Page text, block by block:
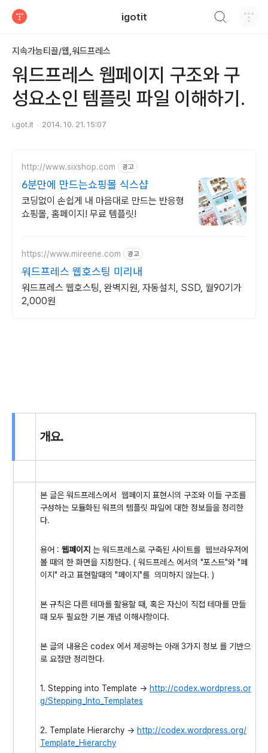
igotit
지속가능티끌/웹,워드프레스
워드프레스 웹페이지 구조와 구
성요소인 템플릿 파일 이해하기.
i.got.it 2014. 10. 21. 15:07
http://www.sixshop.com 광고
6분만에 만드는쇼핑몰 식스샵
코딩없이 손쉽게 내 마음대로 만드는 반응형
쇼핑몰, 홈페이지! 무료 템플릿!
https://www.mireene.com 광고
워드프레스 웹호스팅 미리내
워드프레스 웹호스팅, 완벽지원, 자동설치, SSD, 월90기가
2,000원
개요.
본 글은 워드프레스에서 웹페이지 표현시의 구조와 이들 구조를
구성하는 모듈화된 워프의 템플릿 파일에 대한 정보들을 정리한
다.
용어 : 웹페이지 는 워드프레스로 구축된 사이트를 웹브라우저에
볼 때의 한 화면을 지칭한다. ( 워드프레스 에서의 "포스트"와 "페
이지" 라고 표현할때의 "페이지"를 의미하지 않는다. )
본 규칙은 다른 테마를 활용할 때, 혹은 자신이 직접 테마를 만들
때 모두 필요한 기본 개념 이해사항이다.
본 글의 내용은 codex 에서 제공하는 아래 3가지 정보 를 기반으
로 요점만 정리한다.
1. Stepping into Template -> http://codex.wordpress.or
g/Stepping_Into_Templates
2. Template Hierarchy -> http://codex.wordpress.org/
Template_Hierarchy